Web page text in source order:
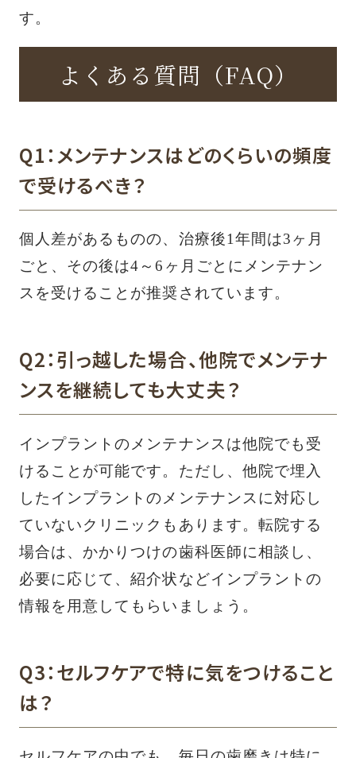
す。
よくある質問（FAQ）
Q1：メンテナンスはどのくらいの頻度
で受けるべき？
個人差があるものの、治療後1年間は3ヶ月
ごと、その後は4～6ヶ月ごとにメンテナン
スを受けることが推奨されています。
Q2：引っ越した場合、他院でメンテナ
ンスを継続しても大丈夫？
インプラントのメンテナンスは他院でも受
けることが可能です。ただし、他院で埋入
したインプラントのメンテナンスに対応し
ていないクリニックもあります。転院する
場合は、かかりつけの歯科医師に相談し、
必要に応じて、紹介状などインプラントの
情報を用意してもらいましょう。
Q3：セルフケアで特に気をつけること
は？